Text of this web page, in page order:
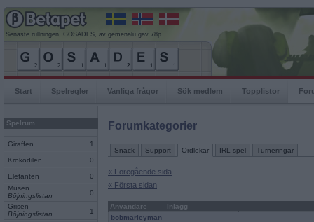
Senaste rullningen, GOSADES, av gemenalu gav 78p
Start Spelregler Vanliga frågor Sök medlem Topplistor
Spelrum
Giraffen 1
Krokodilen 0
Elefanten
0
Musen
Böjningslistan
0
Grisen
Böjningslistan
1
Forumkategorier
Snack Support Ordlekar IRL-spel Turneringar
« Föregående sida
« Första sidan
Användare
Inlägg
bobmarleyman